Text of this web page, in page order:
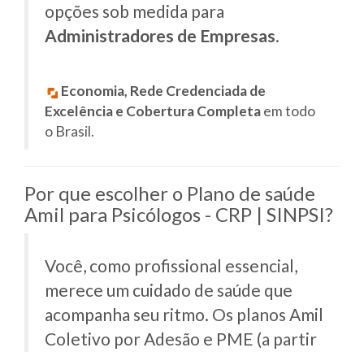
opções sob medida para
Administradores de Empresas.
Economia, Rede Credenciada de
Excelência e Cobertura Completaem todo
o Brasil.
Por que escolher o Plano de saúde
Amil para Psicólogos - CRP | SINPSI?
Você, como profissional essencial,
merece um cuidado de saúde que
acompanha seu ritmo. Os planos Amil
Coletivo por Adesão e PME (a partir